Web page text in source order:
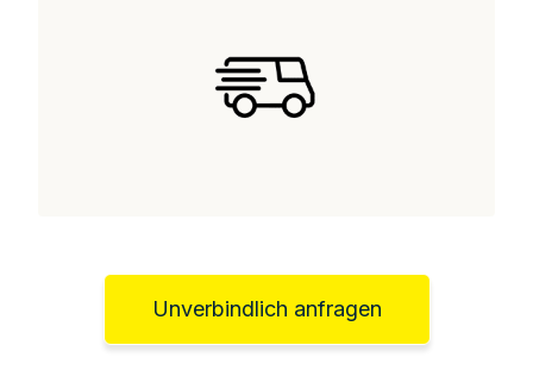
Unverbindlich anfragen